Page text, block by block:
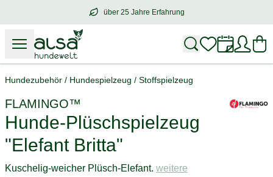
über 25 Jahre Erfahrung
über25 Jahre Erfahrung
Hundezubehör / Hundespielzeug / Stoffspielzeug
FLAMINGO™
Hunde-Plüschspielzeug
"Elefant Britta"
Kuschelig-weicher Plüsch-Elefant. weitere